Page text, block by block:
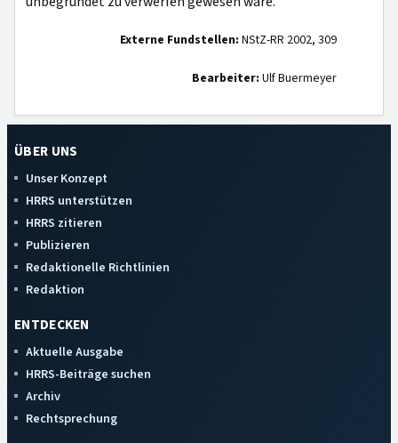
Externe Fundstellen: NStZ-RR 2002, 309
Bearbeiter: Ulf Buermeyer
ÜBER UNS
Unser Konzept
HRRS unterstützen
HRRS zitieren
Publizieren
Redaktionelle Richtlinien
Redaktion
ENTDECKEN
Aktuelle Ausgabe
HRRS-Beiträge suchen
Archiv
Rechtsprechung